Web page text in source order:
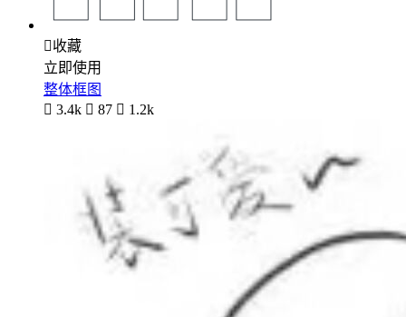
收藏
立即使用
整体框图
 3.4k  87  1.2k